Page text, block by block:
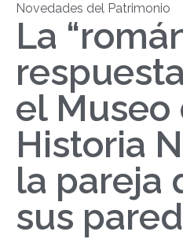
Novedades del Patrimonio
La
el Museo
Historia
la pareja
sus